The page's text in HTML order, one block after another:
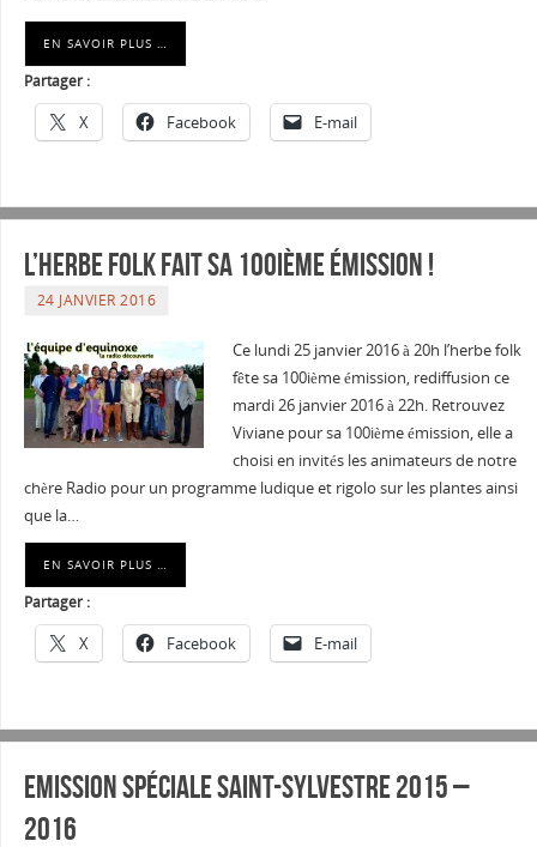
EN SAVOIR PLUS …
Partager :
X Facebook E-mail
L’herbe folk fait sa 100ième émission !
24 JANVIER 2016
Ce lundi 25 janvier 2016 à 20h l’herbe folk
fête sa 100ième émission, rediffusion ce
mardi 26 janvier 2016 à 22h. Retrouvez
Viviane pour sa 100ième émission, elle a
choisi en invités les animateurs de notre
chère Radio pour un programme ludique et rigolo sur les plantes ainsi
que la…
EN SAVOIR PLUS …
Partager :
X Facebook E-mail
Emission spéciale Saint-Sylvestre 2015 –
2016